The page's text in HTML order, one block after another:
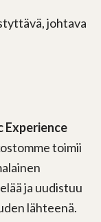
johtava
Experience
toimii
ja uudistuu
lähteenä.